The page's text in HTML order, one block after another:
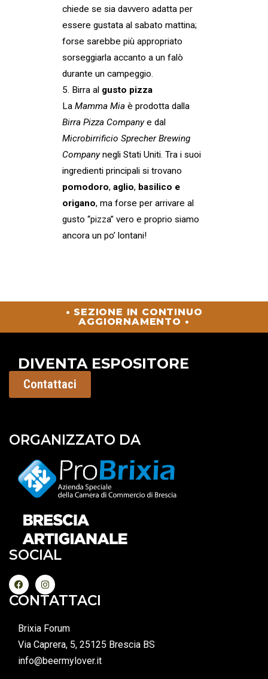
chiede se sia davvero adatta per
essere gustata al sabato mattina;
forse sarebbe più appropriato
sorseggiarla accanto a un falò
durante un campeggio.
5. Birra al gusto pizza
La Mamma Mia è prodotta dalla
Birra Pizza Companye dal
Microbirrificio Sprecher Brewing
Companynegli Stati Uniti. Tra i suoi
ingredienti principali si trovano
pomodoro, aglio, basilico e
origano, ma forse per arrivare al
gusto “pizza” vero e proprio siamo
ancora un po’ lontani!
• SEZIONE IN CONTINUO
AGGIORNAMENTO •
DIVENTA ESPOSITORE
Contattaci
ORGANIZZATO DA
SOCIAL
CONTATTACI
Brixia Forum
Via Caprera, 5, 25125 Brescia BS
info@beermylover.it